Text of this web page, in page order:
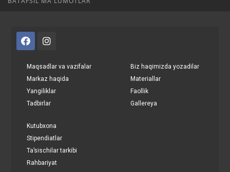
Maqsadlar va vazifalar
Markaz haqida
Yangiliklar
Tadbirlar
Biz haqimizda yozadilar
Materiallar
Faollik
Gallereya
Kutubxona
Stipendiatlar
Ta’sischilar tarkibi
Rahbariyat